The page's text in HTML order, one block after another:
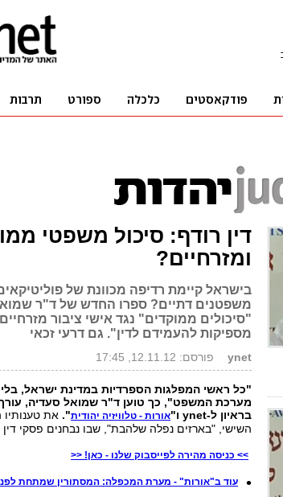
דין רודף: סיכול משפטי
ומזרחיים?
בישראל קיימת רדיפה מכוונת של
משפטנים דתיים? ספרו החדש של ד"ר
"סיכולים ממוקדים" נגד אישי ציבור
מספיקות להעמידם לדין". גם דרעי זכאי
ynet פורסם: 12.11.12, 17:45
"כל ראשי המפלגות הספרדיות במדינת ישראל, בלי
מערכת המשפט", כך טוען ד"ר שמואל סעדיה, עורך
בראיון ל-ynet ו"
אורות - טלוויזיה יהודית". את
השישי, "בארזים נפלה שלהבת", שבו נבחנים פסקי דין
>> כניסה מהירה לפייסבוק שלנו - כאן! <<
עוד ב"אורות" - מערת המכפלה: המסתורין שמתחת